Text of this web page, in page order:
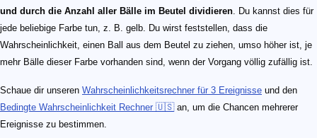
und durch die Anzahl aller Bälle im Beutel dividieren . Du kannst dies für
jede beliebige Farbe tun, z. B. gelb. Du wirst feststellen, dass die
Wahrscheinlichkeit, einen Ball aus dem Beutel zu ziehen, umso höher ist, je
mehr Bälle dieser Farbe vorhanden sind, wenn der Vorgang völlig zufällig ist.
Schaue dir unseren Wahrscheinlichkeitsrechner für 3 Ereignisse und den
Bedingte Wahrscheinlichkeit Rechner 🇺🇸an, um die Chancen mehrerer
Ereignisse zu bestimmen.